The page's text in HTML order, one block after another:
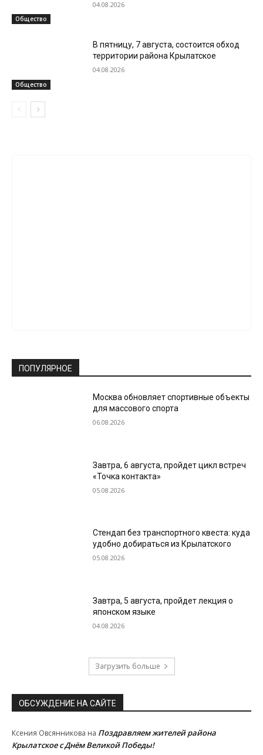
Общество
04.08.2026
Общество
В пятницу, 7 августа, состоится обход
территории района Крылатское
04.08.2026
ПОПУЛЯРНОЕ
Москва обновляет спортивные объекты
для массового спорта
06.08.2026
Завтра, 6 августа, пройдет цикл встреч
«Точка контакта»
05.08.2026
Стендап без транспортного квеста: куда
удобно добираться из Крылатского
05.08.2026
Завтра, 5 августа, пройдет лекция о
японском языке
04.08.2026
Загрузить больше
ОБСУЖДЕНИЕ НА САЙТЕ
Ксения Овсянникова на Поздравляем жителей района
Крылатское с Днём Великой Победы!